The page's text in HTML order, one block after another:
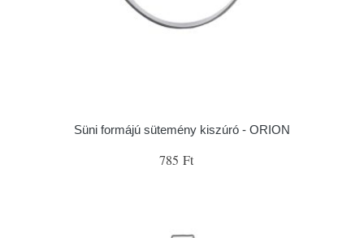
Süni formájú sütemény kiszúró - ORION
785 Ft